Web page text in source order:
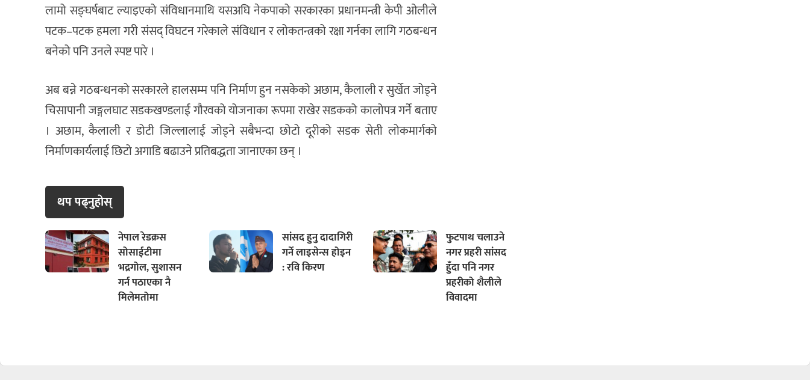
लामो सङ्घर्षबाट ल्याइएको संविधानमाथि यसअघि नेकपाको सरकारका प्रधानमन्त्री केपी ओलीले
पटक–पटक हमला गरी संसद् विघटन गरेकाले संविधान र लोकतन्त्रको रक्षा गर्नका लागि गठबन्धन
बनेको पनि उनले स्पष्ट पारे ।
अब बन्ने गठबन्धनको सरकारले हालसम्म पनि निर्माण हुन नसकेको अछाम, कैलाली र सुर्खेत जोड्ने
चिसापानी जङ्गलघाट सडकखण्डलाई गौरवको योजनाका रूपमा राखेर सडकको कालोपत्र गर्ने बताए
। अछाम, कैलाली र डोटी जिल्लालाई जोड्ने सबैभन्दा छोटो दूरीको सडक सेती लोकमार्गको
निर्माणकार्यलाई छिटो अगाडि बढाउने प्रतिबद्धता जानाएका छन् ।
थप पढ्नुहाेस्
नेपाल रेडक्रस
सोसाईटीमा
भद्रगोल, सुशासन
गर्न पठाएका नै
मिलेमतोमा
सांसद हुनु दादागिरी
गर्ने लाइसेन्स होइन
: रवि किरण
फुटपाथ चलाउने
नगर प्रहरी सांसद
हुँदा पनि नगर
प्रहरीको शैलीले
विवादमा